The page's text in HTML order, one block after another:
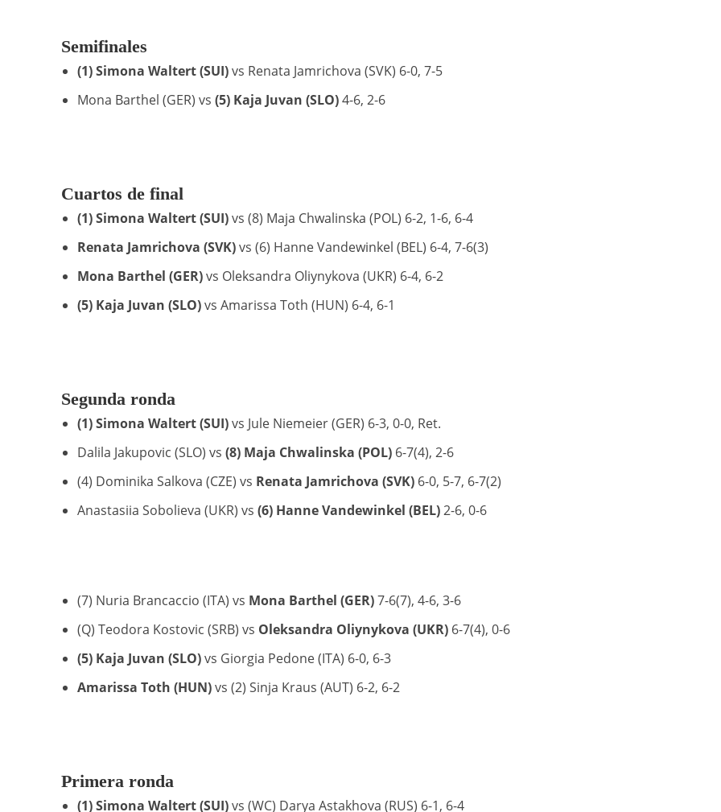
Semifinales
(1) Simona Waltert (SUI)vs Renata Jamrichova (SVK) 6-0, 7-5
Mona Barthel (GER) vs (5) Kaja Juvan (SLO)4-6, 2-6
Cuartos de final
(1) Simona Waltert (SUI)vs (8) Maja Chwalinska (POL) 6-2, 1-6, 6-4
Renata Jamrichova (SVK)vs (6) Hanne Vandewinkel (BEL) 6-4, 7-6(3)
Mona Barthel (GER)vs Oleksandra Oliynykova (UKR) 6-4, 6-2
(5) Kaja Juvan (SLO)vs Amarissa Toth (HUN) 6-4, 6-1
Segunda ronda
(1) Simona Waltert (SUI)vs Jule Niemeier (GER) 6-3, 0-0, Ret.
Dalila Jakupovic (SLO) vs (8) Maja Chwalinska (POL)6-7(4), 2-6
(4) Dominika Salkova (CZE) vs Renata Jamrichova (SVK)6-0, 5-7, 6-7(2)
Anastasiia Sobolieva (UKR) vs (6) Hanne Vandewinkel (BEL)2-6, 0-6
(7) Nuria Brancaccio (ITA) vs Mona Barthel (GER)7-6(7), 4-6, 3-6
(Q) Teodora Kostovic (SRB) vs Oleksandra Oliynykova (UKR)6-7(4), 0-6
(5) Kaja Juvan (SLO)vs Giorgia Pedone (ITA) 6-0, 6-3
Amarissa Toth (HUN)vs (2) Sinja Kraus (AUT) 6-2, 6-2
Primera ronda
(1) Simona Waltert (SUI)vs (WC) Darya Astakhova (RUS) 6-1, 6-4